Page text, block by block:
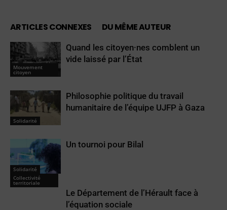
ARTICLES CONNEXES DU MÊME AUTEUR
Mouvement
citoyen
Quand les citoyen·nes comblent un
vide laissé par l’État
Solidarité
Philosophie politique du travail
humanitaire de l’équipe UJFP à Gaza
Solidarité
Un tournoi pour Bilal
Collectivité
territoriale
Le Département de l’Hérault face à
l’équation sociale